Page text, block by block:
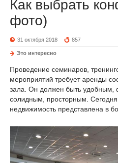
Как выбрать
фото)
31 октября 2018 857
Это интересно
Проведение семинаров,
мероприятий требует аренды
зала. Он должен быть удобным,
солидным, просторным. Сегодня
недвижимость представлена в